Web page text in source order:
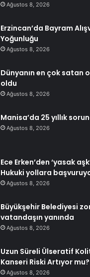
Ağustos 8, 2026
Erzincan’da Bayram
Yoğunluğu
Ağustos 8, 2026
Dünyanın en çok satan
oldu
Ağustos 8, 2026
Manisa’da 25 yıllık
Ağustos 8, 2026
Ece Erken’den ‘yasak
Hukuki yollara
Ağustos 8, 2026
Büyükşehir Belediyesi
vatandaşın yanında
Ağustos 8, 2026
Uzun Süreli Ülseratif
Kanseri Riski Artıyor mu?
Ağustos 8, 2026